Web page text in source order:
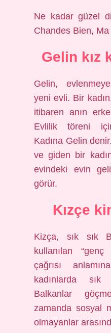
Ne kadar güzel
Chandes Bien, Ma
Gelin kız
Gelin,
yeni evli. Bir
itibaren anın
Evlilik töreni
Kadına Gelin
ve giden bir
evindeki evin
görür.
Kızçe
Kizça, sık sık
kullanılan
çağrısı
kadınlarda sık
Balkanlar
zamanda sosyal
olmayanlar